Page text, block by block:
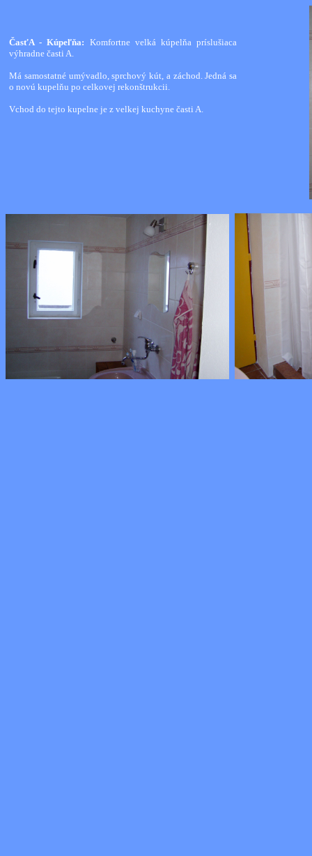
ČasťA - Kúpeľňa: Komfortne velká kúpelňa príslušiaca
výhradne časti A.
Má samostatné umývadlo, sprchový kút, a záchod. Jedná sa
o novú kupelňu po celkovej rekonštrukcii.
Vchod do tejto kupelne je z velkej kuchyne časti A.